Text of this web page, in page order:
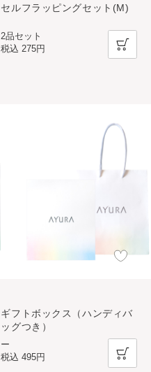
セルフラッピングセット(M)
2品セット
税込 275円
ギフトボックス（ハンディバ
ッグつき）
ー
税込495円